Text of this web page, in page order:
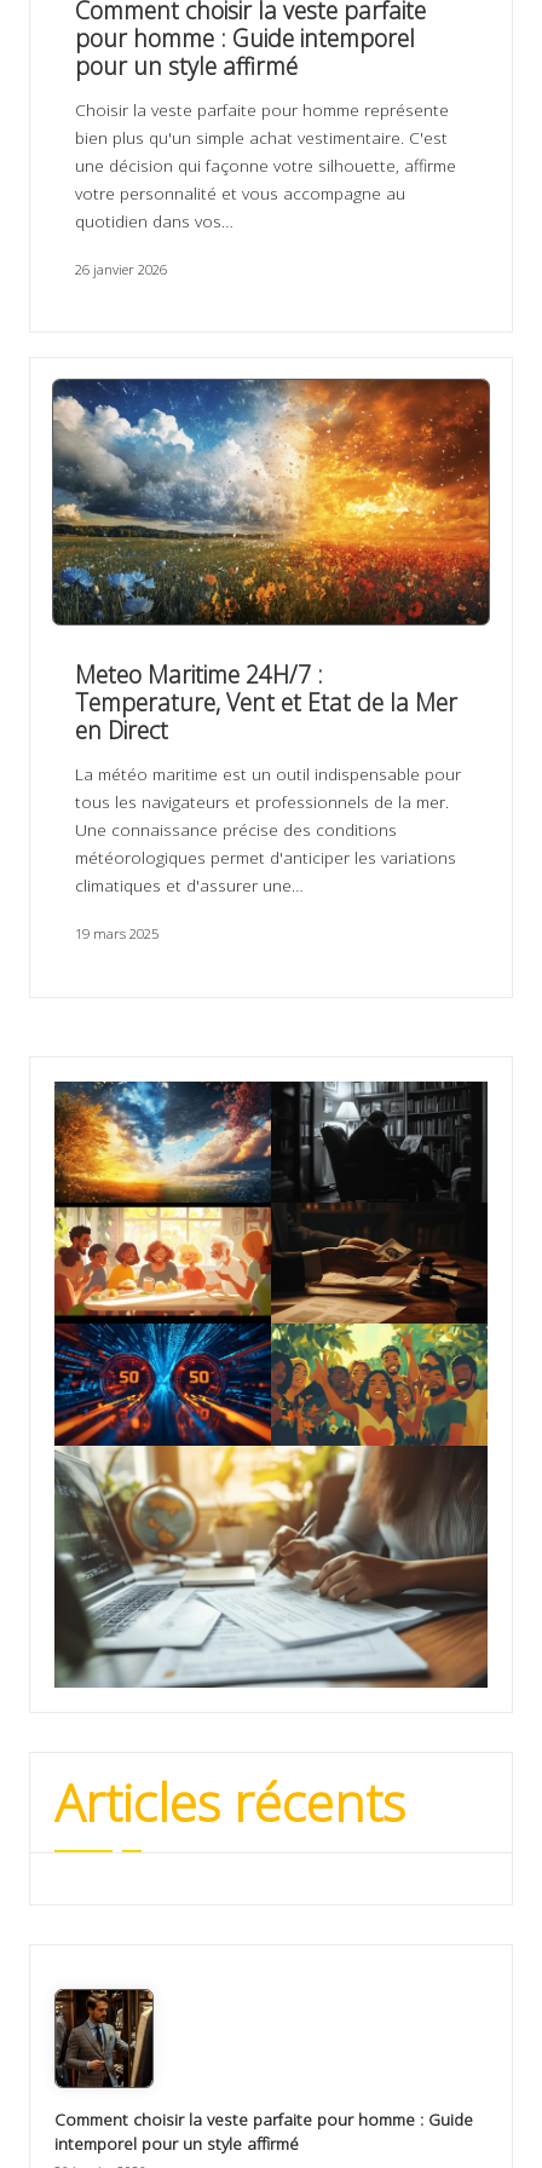
s
Comment choisir la veste parfaite
pour homme : Guide intemporel
pour un style affirmé
Choisir la veste parfaite pour homme représente
bien plus qu'un simple achat vestimentaire. C'est
une décision qui façonne votre silhouette, affirme
votre personnalité et vous accompagne au
quotidien dans vos…
26 janvier 2026
Meteo Maritime 24H/7 :
Temperature, Vent et Etat de la Mer
en Direct
La météo maritime est un outil indispensable pour
tous les navigateurs et professionnels de la mer.
Une connaissance précise des conditions
météorologiques permet d'anticiper les variations
climatiques et d'assurer une…
19 mars 2025
Articles récents
Comment choisir la veste parfaite pour homme : Guide
intemporel pour un style affirmé